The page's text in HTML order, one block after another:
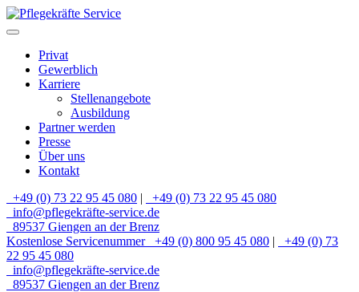
Privat
Gewerblich
Karriere
Stellenangebote
Ausbildung
Partner werden
Presse
Über uns
Kontakt
+49 (0) 73 22 95 45 080 |
+49 (0) 73 22 95 45 080
info@pflegekräfte-service.de
89537 Giengen an der Brenz
Kostenlose Servicenummer
+49 (0) 800 95 45 080 |
+49 (0) 73
22 95 45 080
info@pflegekräfte-service.de
89537 Giengen an der Brenz